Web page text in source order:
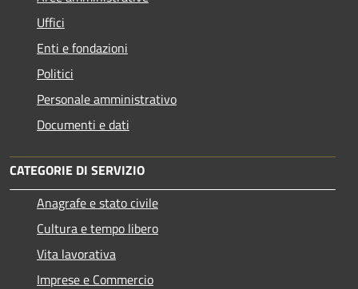
Uffici
Enti e fondazioni
Politici
Personale amministrativo
Documenti e dati
CATEGORIE DI SERVIZIO
Anagrafe e stato civile
Cultura e tempo libero
Vita lavorativa
Imprese e Commercio